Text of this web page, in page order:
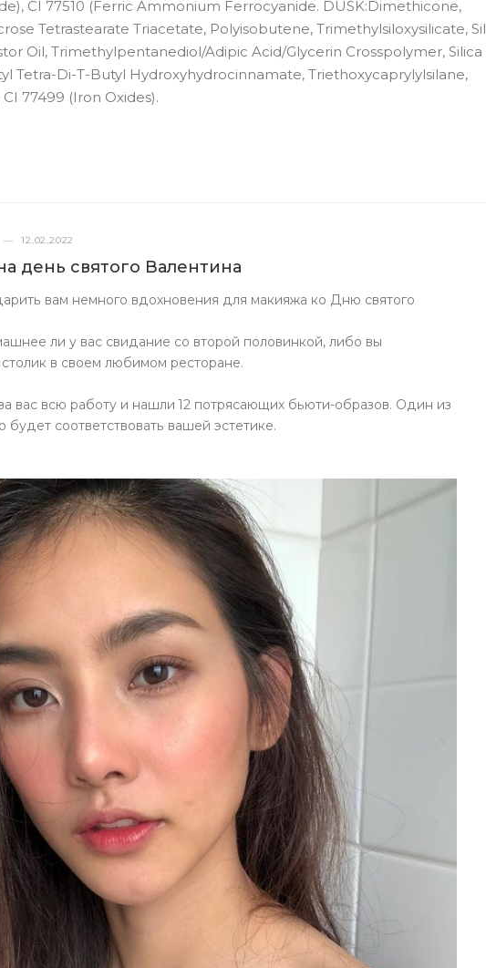
CI 77510 (Ferric Ammonium Ferrocyanide. DUSK:Dimethicone,
Tetrastearate Triacetate, Polyisobutene, Trimethylsiloxysilicate,
Oil, Trimethylpentanediol/Adipic Acid/Glycerin Crosspolymer, Silica
Tetra-Di-T-Butyl Hydroxyhydrocinnamate, Triethoxycaprylylsilane,
77499 (Iron Oxides).
— 12.02.2022
день святого Валентина
вам немного вдохновения для макияжа ко Дню святого
ли у вас свидание со второй половинкой, либо вы
в своем любимом ресторане.
вас всю работу и нашли 12 потрясающих бьюти-образов. Один из
будет соответствовать вашей эстетике.